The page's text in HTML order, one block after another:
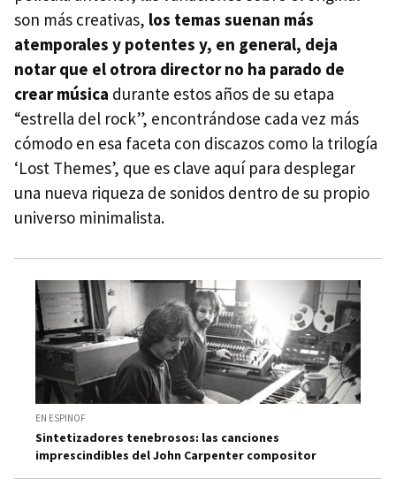
son más creativas, los temas suenan más
atemporales y potentes y, en general, deja
notar que el otrora director no ha parado de
crear música durante estos años de su etapa
“estrella del rock”, encontrándose cada vez más
cómodo en esa faceta con discazos como la trilogía
‘Lost Themes’, que es clave aquí para desplegar
una nueva riqueza de sonidos dentro de su propio
universo minimalista.
EN ESPINOF
Sintetizadores tenebrosos: las canciones
imprescindibles del John Carpenter compositor